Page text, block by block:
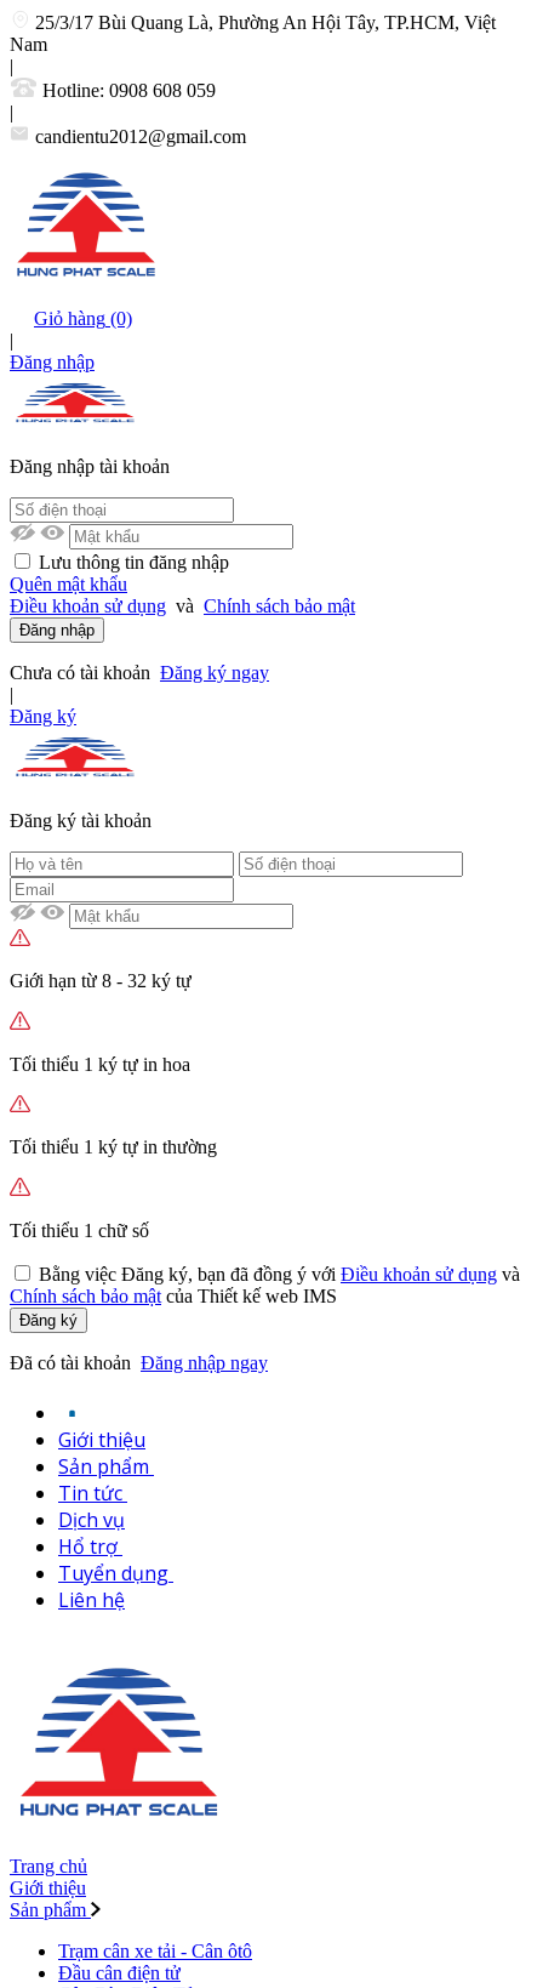
25/3/17 Bùi Quang Là, Phường An Hội Tây, TP.HCM, Việt
Nam
|
Hotline: 0908 608 059
|
candientu2012@gmail.com
Giỏ hàng (0)
|
Đăng nhập
Đăng nhập tài khoản
Lưu thông tin đăng nhập
Quên mật khẩu
Điều khoản sử dụng và Chính sách bảo mật
Đăng nhập
Chưa có tài khoản Đăng ký ngay
|
Đăng ký
Đăng ký tài khoản
Giới hạn từ 8 - 32 ký tự
Tối thiểu 1 ký tự in hoa
Tối thiểu 1 ký tự in thường
Tối thiểu 1 chữ số
Bằng việc Đăng ký, bạn đã đồng ý với Điều khoản sử dụng và
Chính sách bảo mật của Thiết kế web IMS
Đăng ký
Đã có tài khoản Đăng nhập ngay
Giới thiệu
Sản phẩm
Tin tức
Dịch vụ
Hổ trợ
Tuyển dụng
Liên hệ
Trang chủ
Giới thiệu
Sản phẩm
Trạm cân xe tải - Cân ôtô
Đầu cân điện tử